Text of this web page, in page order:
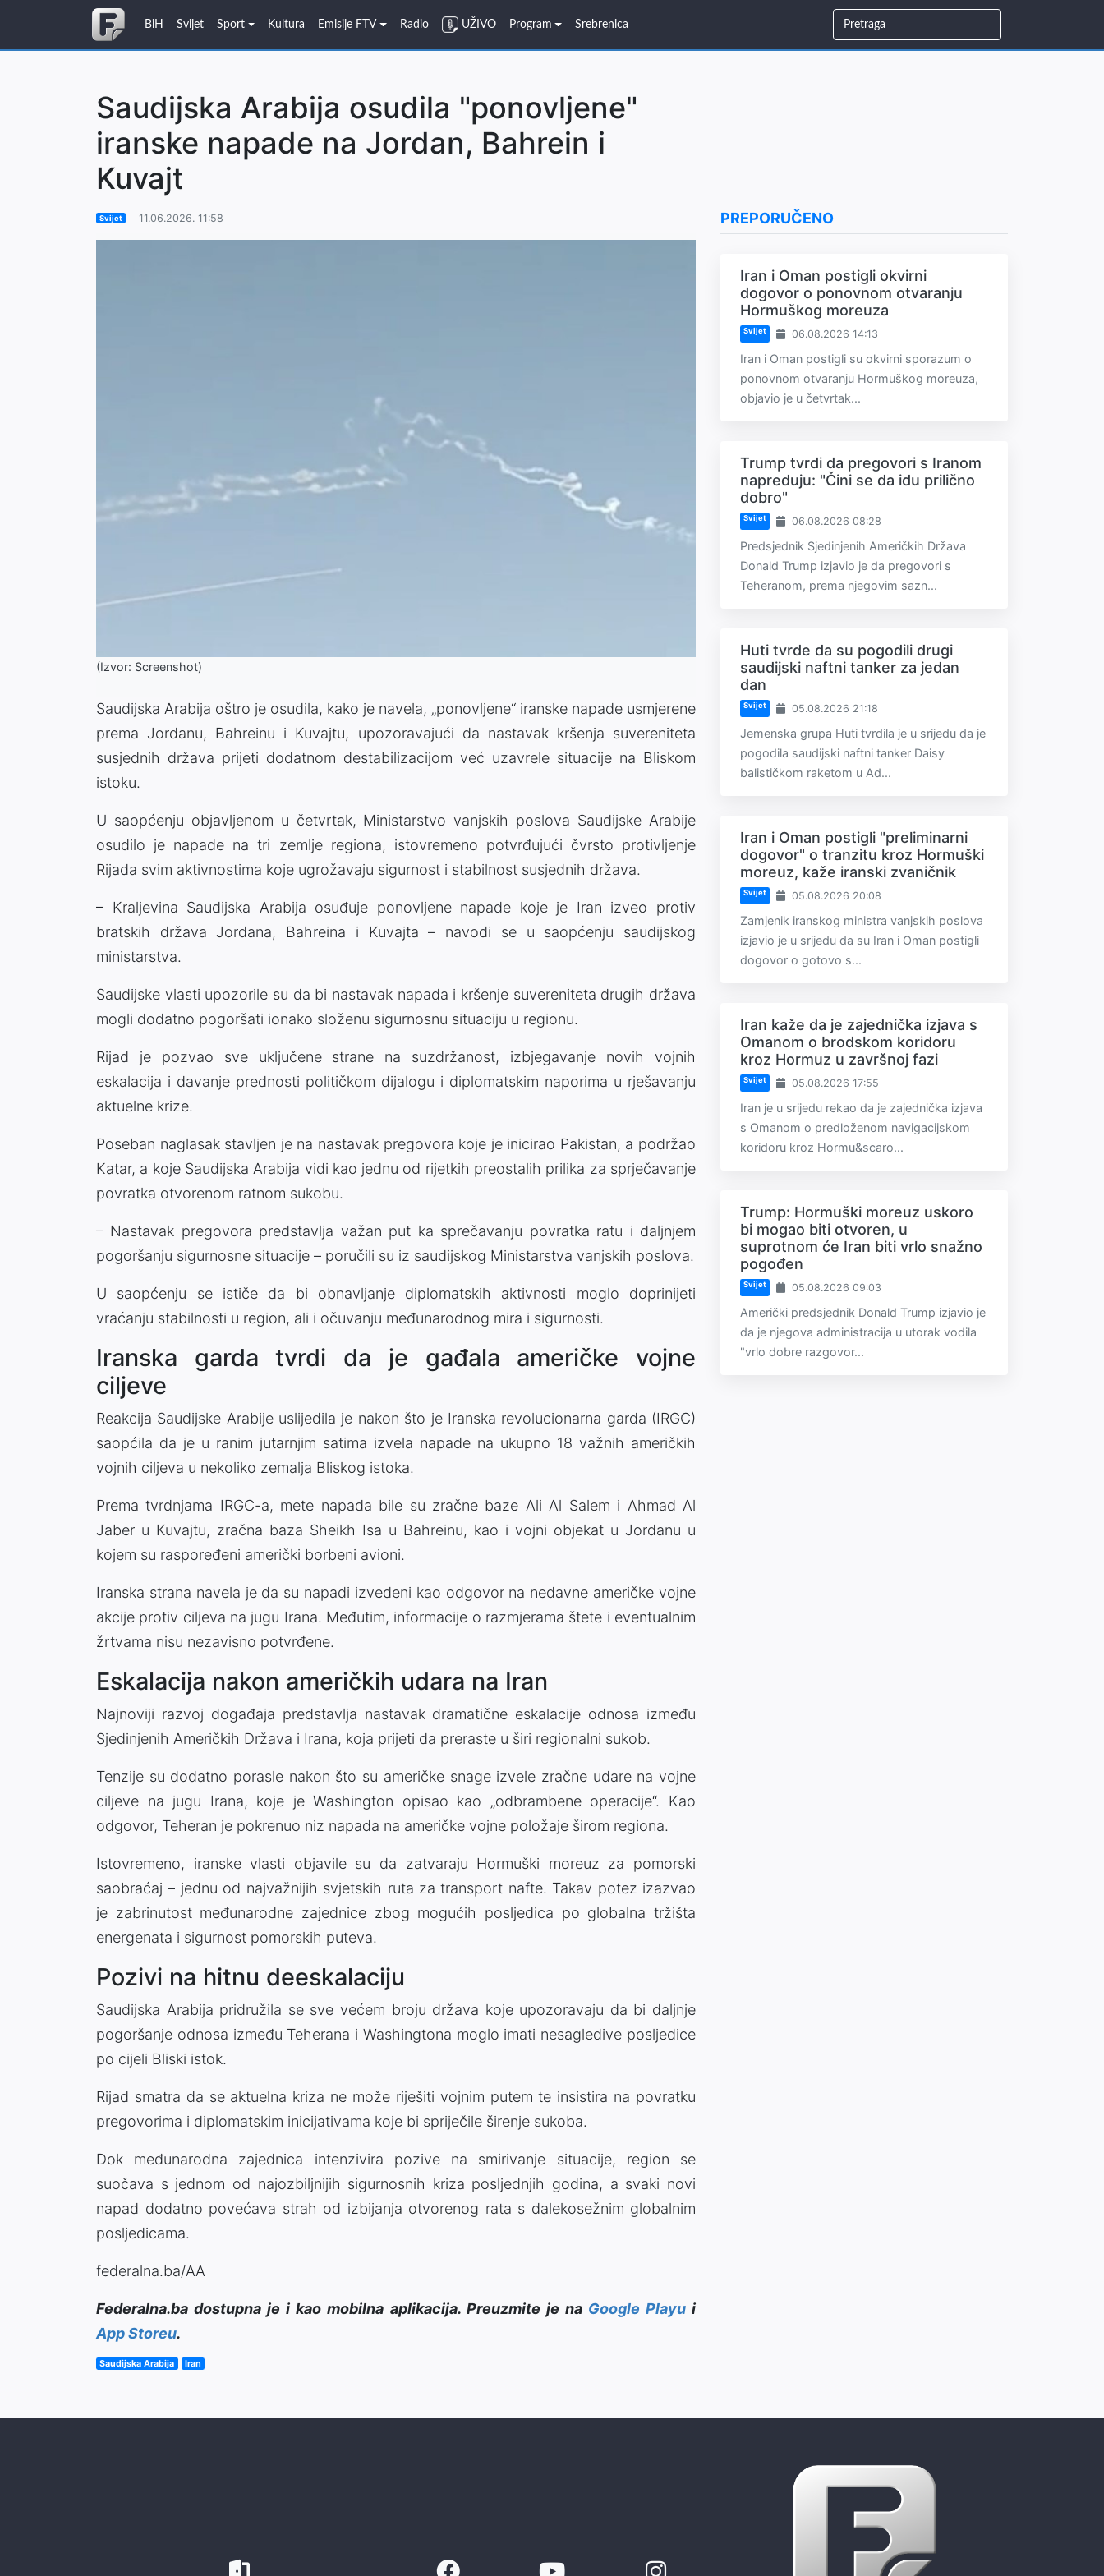
BiH Svijet Sport Kultura Emisije FTV Radio UŽIVO Program Srebrenica
Saudijska Arabija osudila "ponovljene"
iranske napade na Jordan, Bahrein i
Kuvajt
Svijet 11.06.2026. 11:58
(Izvor: Screenshot)
Saudijska Arabija oštro je osudila, kako je navela, „ponovljene“ iranske napade usmjerene
prema Jordanu, Bahreinu i Kuvajtu, upozoravajući da nastavak kršenja suvereniteta
susjednih država prijeti dodatnom destabilizacijom već uzavrele situacije na Bliskom
istoku.
U saopćenju objavljenom u četvrtak, Ministarstvo vanjskih poslova Saudijske Arabije
osudilo je napade na tri zemlje regiona, istovremeno potvrđujući čvrsto protivljenje
Rijada svim aktivnostima koje ugrožavaju sigurnost i stabilnost susjednih država.
– Kraljevina Saudijska Arabija osuđuje ponovljene napade koje je Iran izveo protiv
bratskih država Jordana, Bahreina i Kuvajta – navodi se u saopćenju saudijskog
ministarstva.
Saudijske vlasti upozorile su da bi nastavak napada i kršenje suvereniteta drugih država
mogli dodatno pogoršati ionako složenu sigurnosnu situaciju u regionu.
Rijad je pozvao sve uključene strane na suzdržanost, izbjegavanje novih vojnih
eskalacija i davanje prednosti političkom dijalogu i diplomatskim naporima u rješavanju
aktuelne krize.
Poseban naglasak stavljen je na nastavak pregovora koje je inicirao Pakistan, a podržao
Katar, a koje Saudijska Arabija vidi kao jednu od rijetkih preostalih prilika za sprječavanje
povratka otvorenom ratnom sukobu.
– Nastavak pregovora predstavlja važan put ka sprečavanju povratka ratu i daljnjem
pogoršanju sigurnosne situacije – poručili su iz saudijskog Ministarstva vanjskih poslova.
U saopćenju se ističe da bi obnavljanje diplomatskih aktivnosti moglo doprinijeti
vraćanju stabilnosti u region, ali i očuvanju međunarodnog mira i sigurnosti.
Iranska garda tvrdi da je gađala američke vojne
ciljeve
Reakcija Saudijske Arabije uslijedila je nakon što je Iranska revolucionarna garda (IRGC)
saopćila da je u ranim jutarnjim satima izvela napade na ukupno 18 važnih američkih
vojnih ciljeva u nekoliko zemalja Bliskog istoka.
Prema tvrdnjama IRGC-a, mete napada bile su zračne baze Ali Al Salem i Ahmad Al
Jaber u Kuvajtu, zračna baza Sheikh Isa u Bahreinu, kao i vojni objekat u Jordanu u
kojem su raspoređeni američki borbeni avioni.
Iranska strana navela je da su napadi izvedeni kao odgovor na nedavne američke vojne
akcije protiv ciljeva na jugu Irana. Međutim, informacije o razmjerama štete i eventualnim
žrtvama nisu nezavisno potvrđene.
Eskalacija nakon američkih udara na Iran
Najnoviji razvoj događaja predstavlja nastavak dramatične eskalacije odnosa između
Sjedinjenih Američkih Država i Irana, koja prijeti da preraste u širi regionalni sukob.
Tenzije su dodatno porasle nakon što su američke snage izvele zračne udare na vojne
ciljeve na jugu Irana, koje je Washington opisao kao „odbrambene operacije“. Kao
odgovor, Teheran je pokrenuo niz napada na američke vojne položaje širom regiona.
Istovremeno, iranske vlasti objavile su da zatvaraju Hormuški moreuz za pomorski
saobraćaj – jednu od najvažnijih svjetskih ruta za transport nafte. Takav potez izazvao
je zabrinutost međunarodne zajednice zbog mogućih posljedica po globalna tržišta
energenata i sigurnost pomorskih puteva.
Pozivi na hitnu deeskalaciju
Saudijska Arabija pridružila se sve većem broju država koje upozoravaju da bi daljnje
pogoršanje odnosa između Teherana i Washingtona moglo imati nesagledive posljedice
po cijeli Bliski istok.
Rijad smatra da se aktuelna kriza ne može riješiti vojnim putem te insistira na povratku
pregovorima i diplomatskim inicijativama koje bi spriječile širenje sukoba.
Dok međunarodna zajednica intenzivira pozive na smirivanje situacije, region se
suočava s jednom od najozbiljnijih sigurnosnih kriza posljednjih godina, a svaki novi
napad dodatno povećava strah od izbijanja otvorenog rata s dalekosežnim globalnim
posljedicama.
federalna.ba/AA
Federalna.ba dostupna je i kao mobilna aplikacija. Preuzmite je na Google Playui
App Storeu.
Saudijska Arabija Iran
PREPORUČENO
Iran i Oman postigli okvirni
dogovor o ponovnom otvaranju
Hormuškog moreuza
Svijet 06.08.2026 14:13
Iran i Oman postigli su okvirni sporazum o
ponovnom otvaranju Hormuškog moreuza,
objavio je u četvrtak...
Trump tvrdi da pregovori s Iranom
napreduju: "Čini se da idu prilično
dobro"
Svijet 06.08.2026 08:28
Predsjednik Sjedinjenih Američkih Država
Donald Trump izjavio je da pregovori s
Teheranom, prema njegovim sazn...
Huti tvrde da su pogodili drugi
saudijski naftni tanker za jedan
dan
Svijet 05.08.2026 21:18
Jemenska grupa Huti tvrdila je u srijedu da je
pogodila saudijski naftni tanker Daisy
balističkom raketom u Ad...
Iran i Oman postigli "preliminarni
dogovor" o tranzitu kroz Hormuški
moreuz, kaže iranski zvaničnik
Svijet 05.08.2026 20:08
Zamjenik iranskog ministra vanjskih poslova
izjavio je u srijedu da su Iran i Oman postigli
dogovor o gotovo s...
Iran kaže da je zajednička izjava s
Omanom o brodskom koridoru
kroz Hormuz u završnoj fazi
Svijet 05.08.2026 17:55
Iran je u srijedu rekao da je zajednička izjava
s Omanom o predloženom navigacijskom
koridoru kroz Hormu&scaro...
Trump: Hormuški moreuz uskoro
bi mogao biti otvoren, u
suprotnom će Iran biti vrlo snažno
pogođen
Svijet 05.08.2026 09:03
Američki predsjednik Donald Trump izjavio je
da je njegova administracija u utorak vodila
"vrlo dobre razgovor...